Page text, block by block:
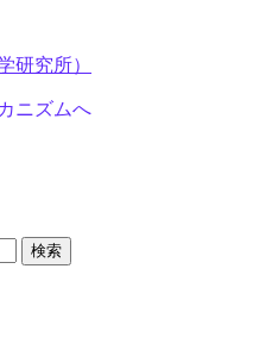
研究所）
ニズムへ